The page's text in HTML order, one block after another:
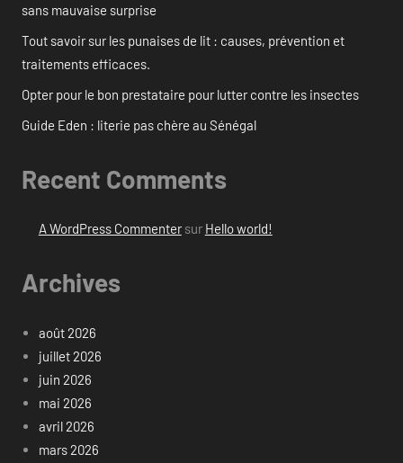
sans mauvaise surprise
Tout savoir sur les punaises de lit : causes, prévention et
traitements efficaces.
Opter pour le bon prestataire pour lutter contre les insectes
Guide Eden : literie pas chère au Sénégal
Recent Comments
A WordPress Commentersur Hello world!
Archives
août 2026
juillet 2026
juin 2026
mai 2026
avril 2026
mars 2026